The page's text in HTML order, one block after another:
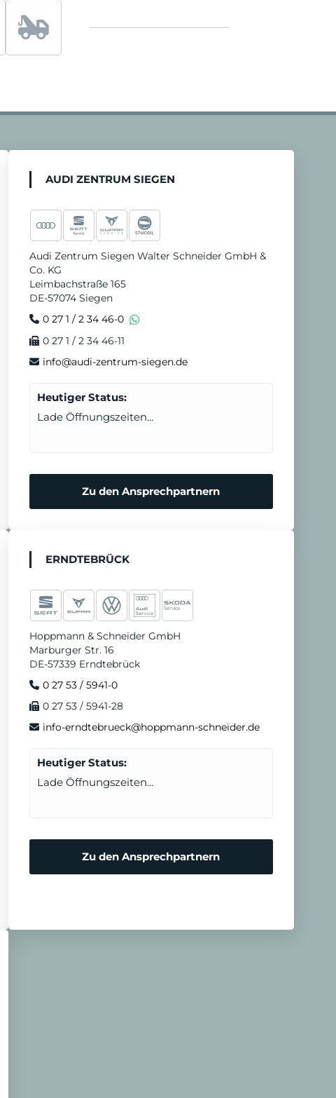
2
4
t
d
e
n
N
o
t
d
i
e
n
s
t
AUDI ZENTRUM SIEGEN
Audi Zentrum Siegen Walter Schneider GmbH &
Co. KG
Leimbachstraße 165
DE-57074 Siegen
0 27 1 / 2 34 46-0
0 27 1 / 2 34 46-11
info@audi-zentrum-siegen.de
Heutiger Status:
Lade Öffnungszeiten...
Zu den Ansprechpartnern
ERNDTEBRÜCK
Hoppmann & Schneider GmbH
Marburger Str. 16
DE-57339 Erndtebrück
0 27 53 / 5941-0
0 27 53 / 5941-28
info-erndtebrueck@hoppmann-schneider.de
Heutiger Status:
Lade Öffnungszeiten...
Zu den Ansprechpartnern